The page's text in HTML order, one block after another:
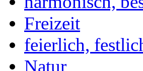
Freizeit
feierlich,
Natur